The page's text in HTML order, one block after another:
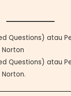
Questions) atau
Questions) atau